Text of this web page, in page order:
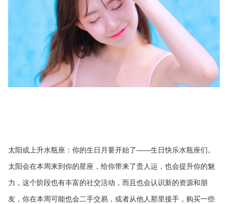
太阳或上升水瓶座：你的生日月要开始了——生日快乐水瓶座们。
太阳会在本周来到你的星座，给你带来了贵人运，也会提升你的魅
力，这个阶段也有丰富的社交活动，而且也会认识新的资源和朋
友，你在本周可能也会二手交易，或者从他人那里接手，购买一些